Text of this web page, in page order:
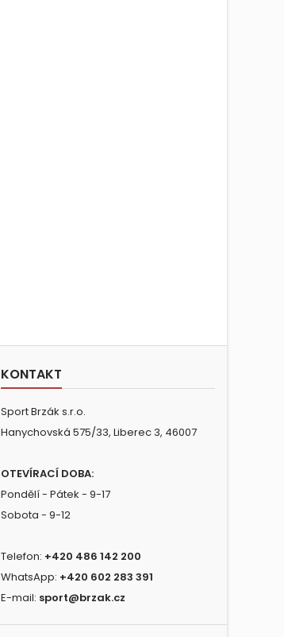
KONTAKT
Sport Brzák s.r.o.
Hanychovská 575/33, Liberec 3, 46007
OTEVÍRACÍ DOBA:
Pondělí - Pátek - 9-17
Sobota - 9-12
Telefon: +420 486 142 200
WhatsApp: +420 602 283 391
E-mail: sport@brzak.cz